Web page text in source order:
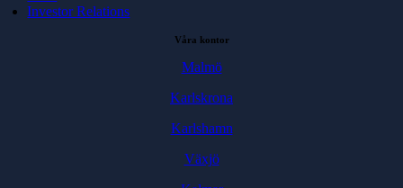
Investor Relations
Våra kontor
Malmö
Karlskrona
Karlshamn
Växjö